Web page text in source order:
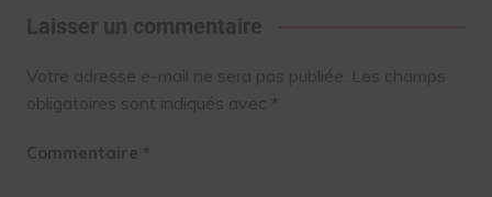
Laisser un commentaire
Votre adresse e-mail ne sera pas publiée. Les champs
obligatoires sont indiqués avec *
Commentaire *